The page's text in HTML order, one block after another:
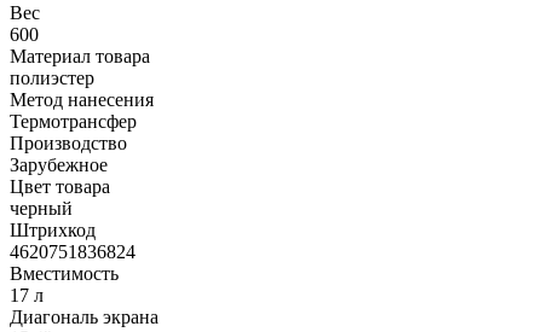
Вес
600
Материал товара
полиэстер
Метод нанесения
Термотрансфер
Производство
Зарубежное
Цвет товара
черный
Штрихкод
4620751836824
Вместимость
17 л
Диагональ экрана